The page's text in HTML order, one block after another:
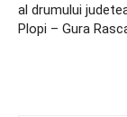
al drumului
Plopi – Gura